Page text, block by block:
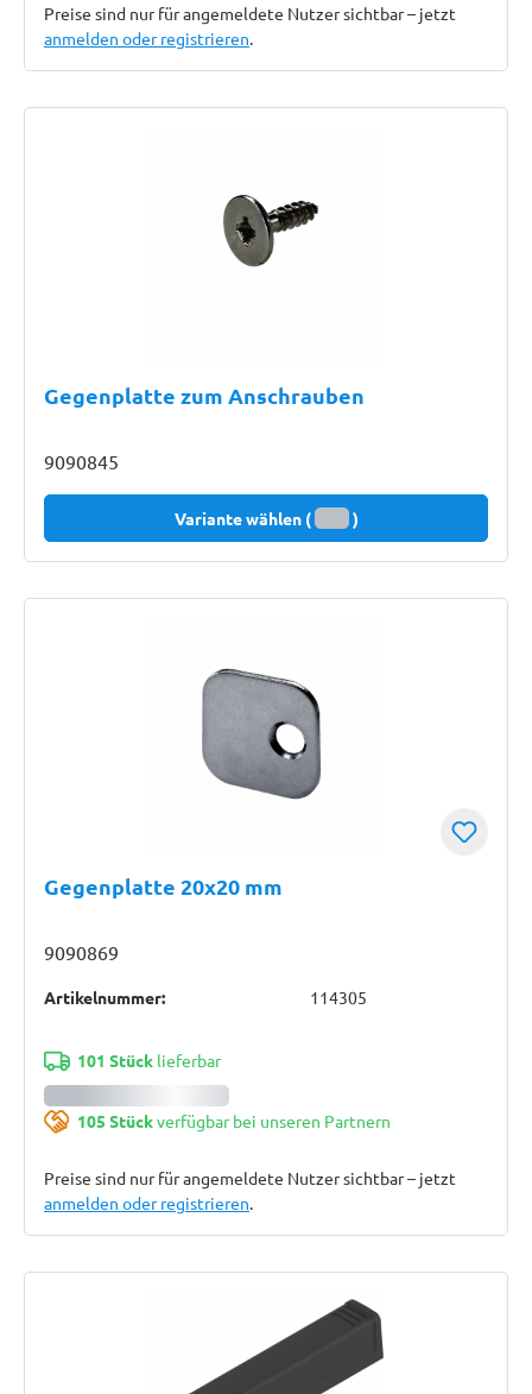
Preise sind nur für angemeldete Nutzer sichtbar – jetzt
anmelden oder registrieren.
Gegenplatte zum Anschrauben
9090845
Variante wählen ( )
Gegenplatte 20x20 mm
9090869
Artikelnummer: 114305
101 Stücklieferbar
105 Stückverfügbar bei unseren Partnern
Preise sind nur für angemeldete Nutzer sichtbar – jetzt
anmelden oder registrieren.